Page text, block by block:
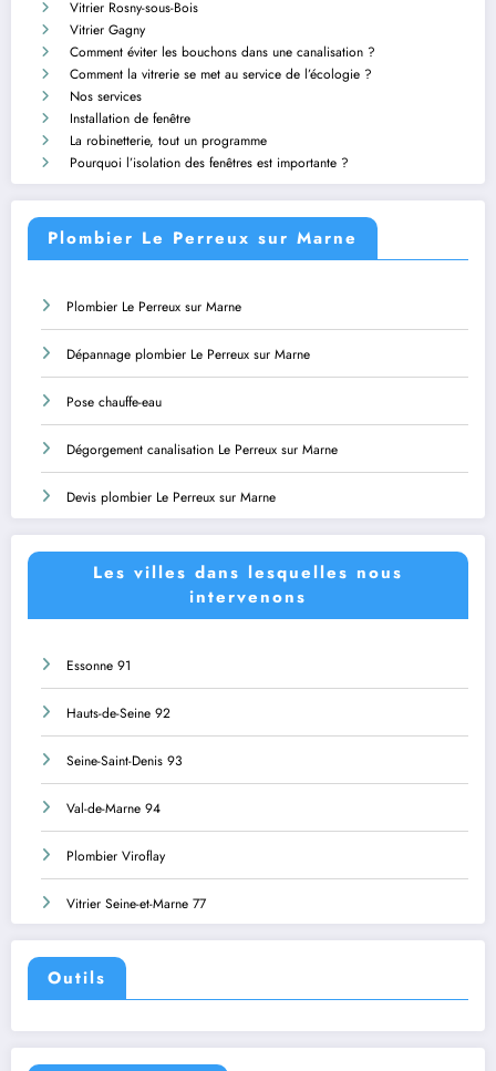
Vitrier Rosny-sous-Bois
Vitrier Gagny
Comment éviter les bouchons dans une canalisation ?
Comment la vitrerie se met au service de l’écologie ?
Nos services
Installation de fenêtre
La robinetterie, tout un programme
Pourquoi l’isolation des fenêtres est importante ?
Plombier Le Perreux sur Marne
Plombier Le Perreux sur Marne
Dépannage plombier Le Perreux sur Marne
Pose chauffe-eau
Dégorgement canalisation Le Perreux sur Marne
Devis plombier Le Perreux sur Marne
Les villes dans lesquelles nous
intervenons
Essonne 91
Hauts-de-Seine 92
Seine-Saint-Denis 93
Val-de-Marne 94
Plombier Viroflay
Vitrier Seine-et-Marne 77
Outils